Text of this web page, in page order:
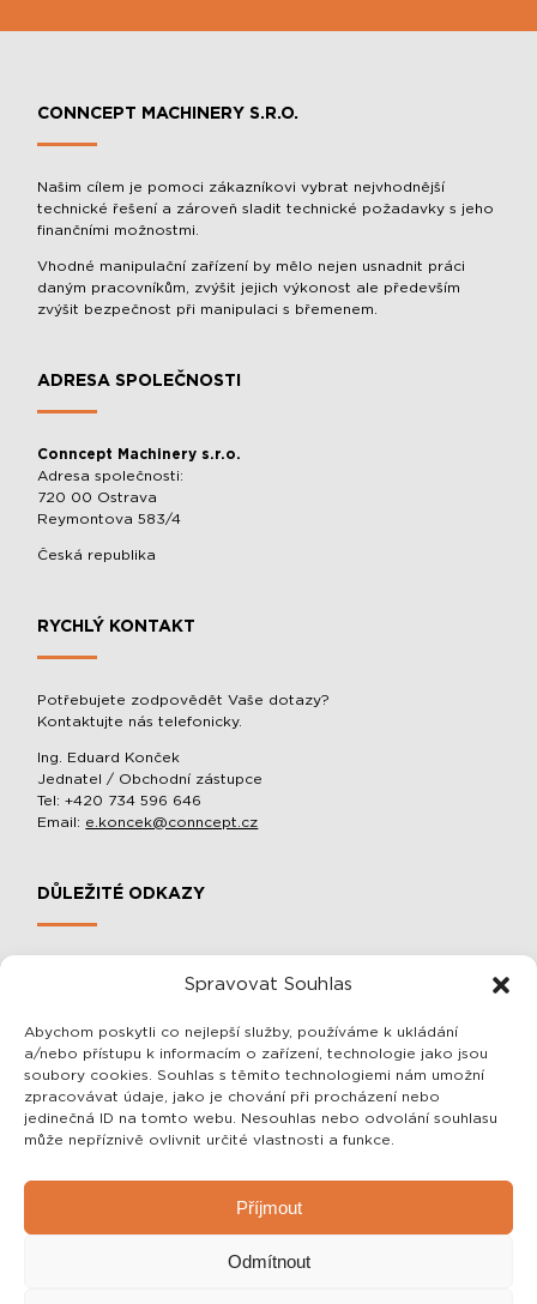
Spravovat Souhlas
Abychom poskytli co nejlepší služby, používáme k ukládání
a/nebo přístupu k informacím o zařízení, technologie jako jsou
soubory cookies. Souhlas s těmito technologiemi nám umožní
zpracovávat údaje, jako je chování při procházení nebo
jedinečná ID na tomto webu. Nesouhlas nebo odvolání souhlasu
může nepříznivě ovlivnit určité vlastnosti a funkce.
Příjmout
Odmítnout
CONNCEPT MACHINERY S.R.O.
Našim cílem je pomoci zákazníkovi vybrat nejvhodnější
technické řešení a zároveň sladit technické požadavky s jeho
finančními možnostmi.
Vhodné manipulační zařízení by mělo nejen usnadnit práci
daným pracovníkům, zvýšit jejich výkonost ale především
zvýšit bezpečnost při manipulaci s břemenem.
ADRESA SPOLEČNOSTI
Conncept Machinery s.r.o.
Adresa společnosti:
720 00 Ostrava
Reymontova 583/4
Česká republika
RYCHLÝ KONTAKT
Potřebujete zodpovědět Vaše dotazy?
Kontaktujte nás telefonicky.
Ing. Eduard Konček
Jednatel / Obchodní zástupce
Tel: +420 734 596 646
Email: e.koncek@conncept.cz
DŮLEŽITÉ ODKAZY
OCHRANA OSOBNÍCH ÚDAJŮ
OBCHODNÍ PODMÍNKY
SDĚLENÍ PRO VÁS
rádi sdělíme telefonicky nebo emailem!
Zároveň Vám rádi vše vysvětlíme a případně navrhneme i to